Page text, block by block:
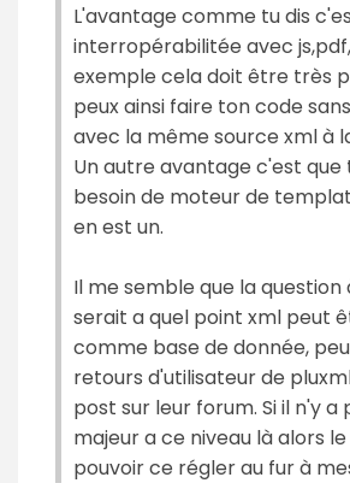
L'avantage comme tu dis
interropérabilitée avec
exemple cela doit être très
peux ainsi faire ton code
avec la même source xml à
Un autre avantage c'est que
besoin de moteur de
en est un.
Il me semble que la question
serait a quel point xml peut
comme base de donnée,
retours d'utilisateur de
post sur leur forum. Si il n'y
majeur a ce niveau là alors
pouvoir ce régler au fur à